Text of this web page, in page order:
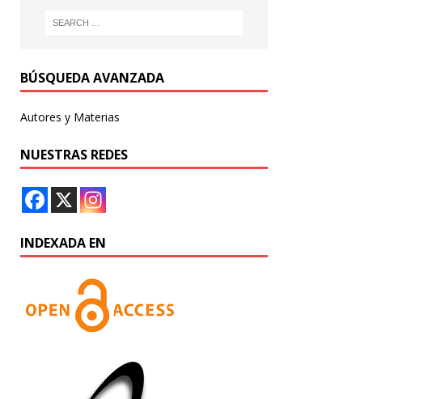
BÚSQUEDA AVANZADA
Autores y Materias
NUESTRAS REDES
INDEXADA EN